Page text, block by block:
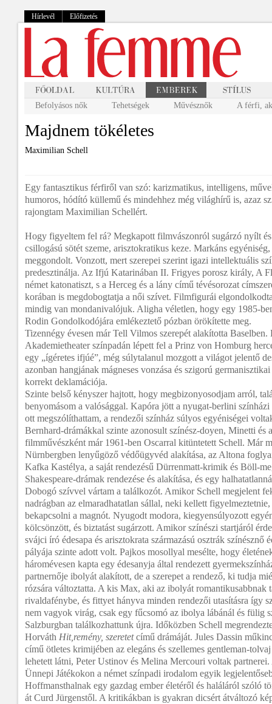
Hírlevél Előfizetés
Befolyásos nők Tehetségek Művésznők A férfi,
Majdnem tökéletes
Maximilian Schell
Egy fantasztikus férfiről van szó: karizmatikus, intelligens,
humoros, hódító küllemű és mindehhez még világhírű is, azaz
rajongtam Maximilian Schellért.
Hogy figyeltem fel rá? Megkapott filmvászonról sugárzó nyílt
csillogású sötét szeme, arisztokratikus keze. Markáns
meggondolt. Vonzott, mert szerepei szerint igazi intellektuális
predesztinálja. Az Ifjú Katarinában II. Frigyes porosz király, A
német katonatiszt, s a Herceg és a lány című tévésorozat
korában is megdobogtatja a női szívet. Filmfigurái
mindig van mondanivalójuk. Aligha véletlen, hogy egy 1985-
Rodin Gondolkodójára emlékeztető pózban örökítette meg.
Tizennégy évesen már Tell Vilmos szerepét alakította Baselben.
Akademietheater színpadán lépett fel a Prinz von Homburg
egy „ígéretes ifjúé”, még súlytalanul mozgott a világot jelentő
azonban hangjának mágneses vonzása és szigorú
korrekt deklamációja.
Szinte belső kényszer hajtott, hogy megbizonyosodjam arról,
benyomásom a valósággal. Kapóra jött a nyugat-berlini
ott megszólíthattam, a rendezői színház súlyos egyéniségei
Bernhard-drámákkal szinte azonosult színész-doyen, Minetti és
filmművészként már 1961-ben Oscarral kitüntetett Schell. Már
Nürnbergben lenyűgöző védőügyvéd alakítása, az Altona
Kafka Kastélya, a saját rendezésű Dürrenmatt-krimik és Böll-
Shakespeare-drámak rendezése és alakítása, és egy
Dobogó szívvel vártam a találkozót. Amikor Schell megjelent
nadrágban az elmaradhatatlan sállal, neki kellett
bekapcsolni a magnót. Nyugodt modora, kiegyensúlyozott
kölcsönzött, és biztatást sugárzott. Amikor színészi startjáról
svájci író édesapa és arisztokrata származású osztrák színésznő
pályája szinte adott volt. Pajkos mosollyal mesélte, hogy
háromévesen kapta egy édesanyja által rendezett
partnernője ibolyát alakított, de a szerepet a rendező, ki tudja
rózsára változtatta. A kis Max, aki az ibolyát romantikusabbnak
rivaldafénybe, és fittyet hányva minden rendezői utasításra így
nem vagyok virág, csak egy fűcsomó az ibolya lábánál és fülig
Salzburgban találkozhattunk újra. Időközben Schell
Horváth Hit,remény, szeretetcímű drámáját. Jules Dassin
című ötletes krimijében az elegáns és szellemes gentleman-
lehetett látni, Peter Ustinov és Melina Mercouri voltak
Ünnepi Játékokon a német színpadi irodalom egyik
Hoffmansthalnak egy gazdag ember életéről és haláláról szóló
át Curd Jürgenstől. A kritikákban is gyakran dicsért átváltozó